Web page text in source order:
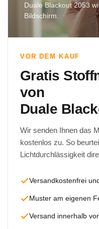
Duale Blackout 2053
Bildschirm.
VOR DEM KAUF
Gratis
von
Duale
Wir senden Ihnen das
kostenlos zu. So
Lichtdurchlässigkeit
Versandkostenfrei
Muster am eigenen
Versand innerhalb